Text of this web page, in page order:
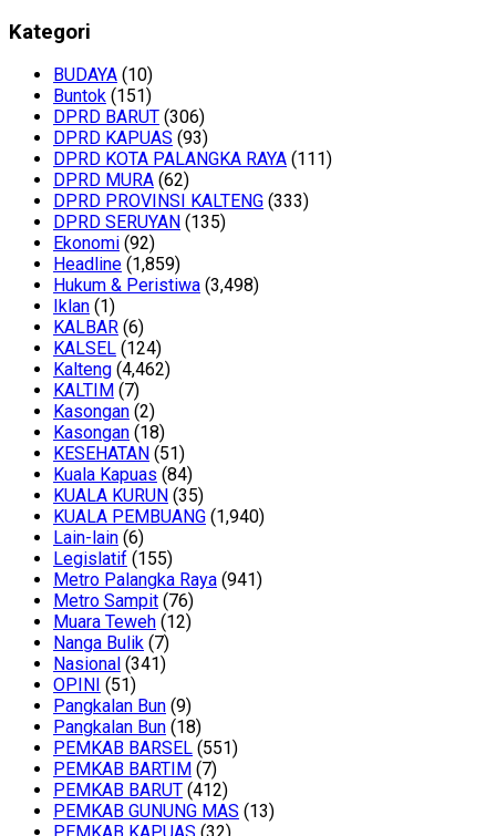
Kategori
BUDAYA (10)
Buntok (151)
DPRD BARUT (306)
DPRD KAPUAS (93)
DPRD KOTA PALANGKA RAYA (111)
DPRD MURA (62)
DPRD PROVINSI KALTENG (333)
DPRD SERUYAN (135)
Ekonomi (92)
Headline (1,859)
Hukum & Peristiwa (3,498)
Iklan (1)
KALBAR (6)
KALSEL (124)
Kalteng (4,462)
KALTIM (7)
Kasongan (2)
Kasongan (18)
KESEHATAN (51)
Kuala Kapuas (84)
KUALA KURUN (35)
KUALA PEMBUANG (1,940)
Lain-lain (6)
Legislatif (155)
Metro Palangka Raya (941)
Metro Sampit (76)
Muara Teweh (12)
Nanga Bulik (7)
Nasional (341)
OPINI (51)
Pangkalan Bun (9)
Pangkalan Bun (18)
PEMKAB BARSEL (551)
PEMKAB BARTIM (7)
PEMKAB BARUT (412)
PEMKAB GUNUNG MAS (13)